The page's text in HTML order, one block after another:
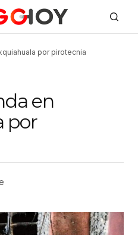
por pirotecnia
en
por